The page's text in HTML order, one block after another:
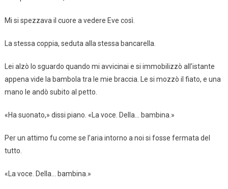
Mi si spezzava il cuore a vedere Eve così.
La stessa coppia, seduta alla stessa bancarella.
Lei alzò lo sguardo quando mi avvicinai e si immobilizzò all’istante
appena vide la bambola tra le mie braccia. Le si mozzò il fiato, e una
mano le andò subito al petto.
«Ha suonato,» dissi piano. «La voce. Della… bambina.»
Per un attimo fu come se l’aria intorno a noi si fosse fermata del
tutto.
«La voce. Della… bambina.»